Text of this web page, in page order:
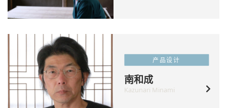
产品设计
南和成
Kazunari Minami